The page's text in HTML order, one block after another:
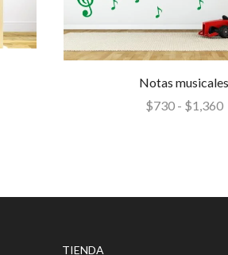
Notas musicales
$730 - $1,360
TIENDA